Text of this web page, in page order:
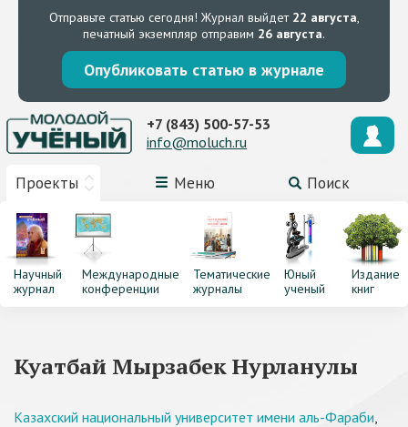
Отправьте статью сегодня! Журнал выйдет 22 августа,
печатный экземпляр отправим 26 августа.
Опубликовать статью в журнале
Проекты Меню Поиск
+7 (843) 500-57-53
info@moluch.ru
Научный
журнал
Международные
конференции
Тематические
журналы
Юный
ученый
Издание
книг
Куатбай Мырзабек Нурланулы
Казахский национальный университет имени аль-Фараби,